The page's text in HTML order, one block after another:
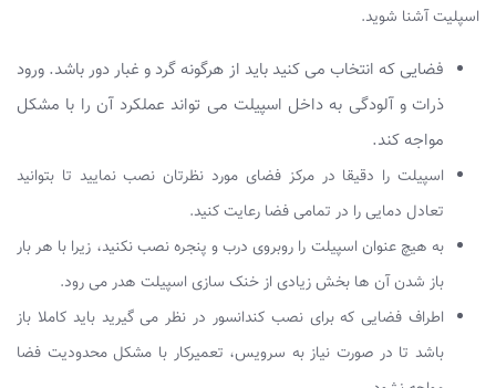
اسپلیت آشنا شوید.
فضایی که انتخاب می کنید باید از هرگونه گرد و غبار دور باشد. ورود
ذرات و آلودگی به داخل اسپیلت می تواند عملکرد آن را با مشکل
مواجه کند.
اسپیلت را دقیقا در مرکز فضای مورد نظرتان نصب نمایید تا بتوانید
تعادل دمایی را در تمامی فضا رعایت کنید.
به هیچ عنوان اسپیلت را روبروی درب و پنجره نصب نکنید، زیرا با هر بار
باز شدن آن ها بخش زیادی از خنک سازی اسپیلت هدر می رود.
اطراف فضایی که برای نصب کندانسور در نظر می گیرید باید کاملا باز
باشد تا در صورت نیاز به سرویس، تعمیرکار با مشکل محدودیت فضا